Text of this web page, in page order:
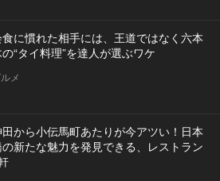
に慣れた相手には、王道ではなく六本
の“タイ料理”を達人が選ぶワケ
メ
から小伝馬町あたりが今アツい！日本
新たな魅力を発見できる、レストラン